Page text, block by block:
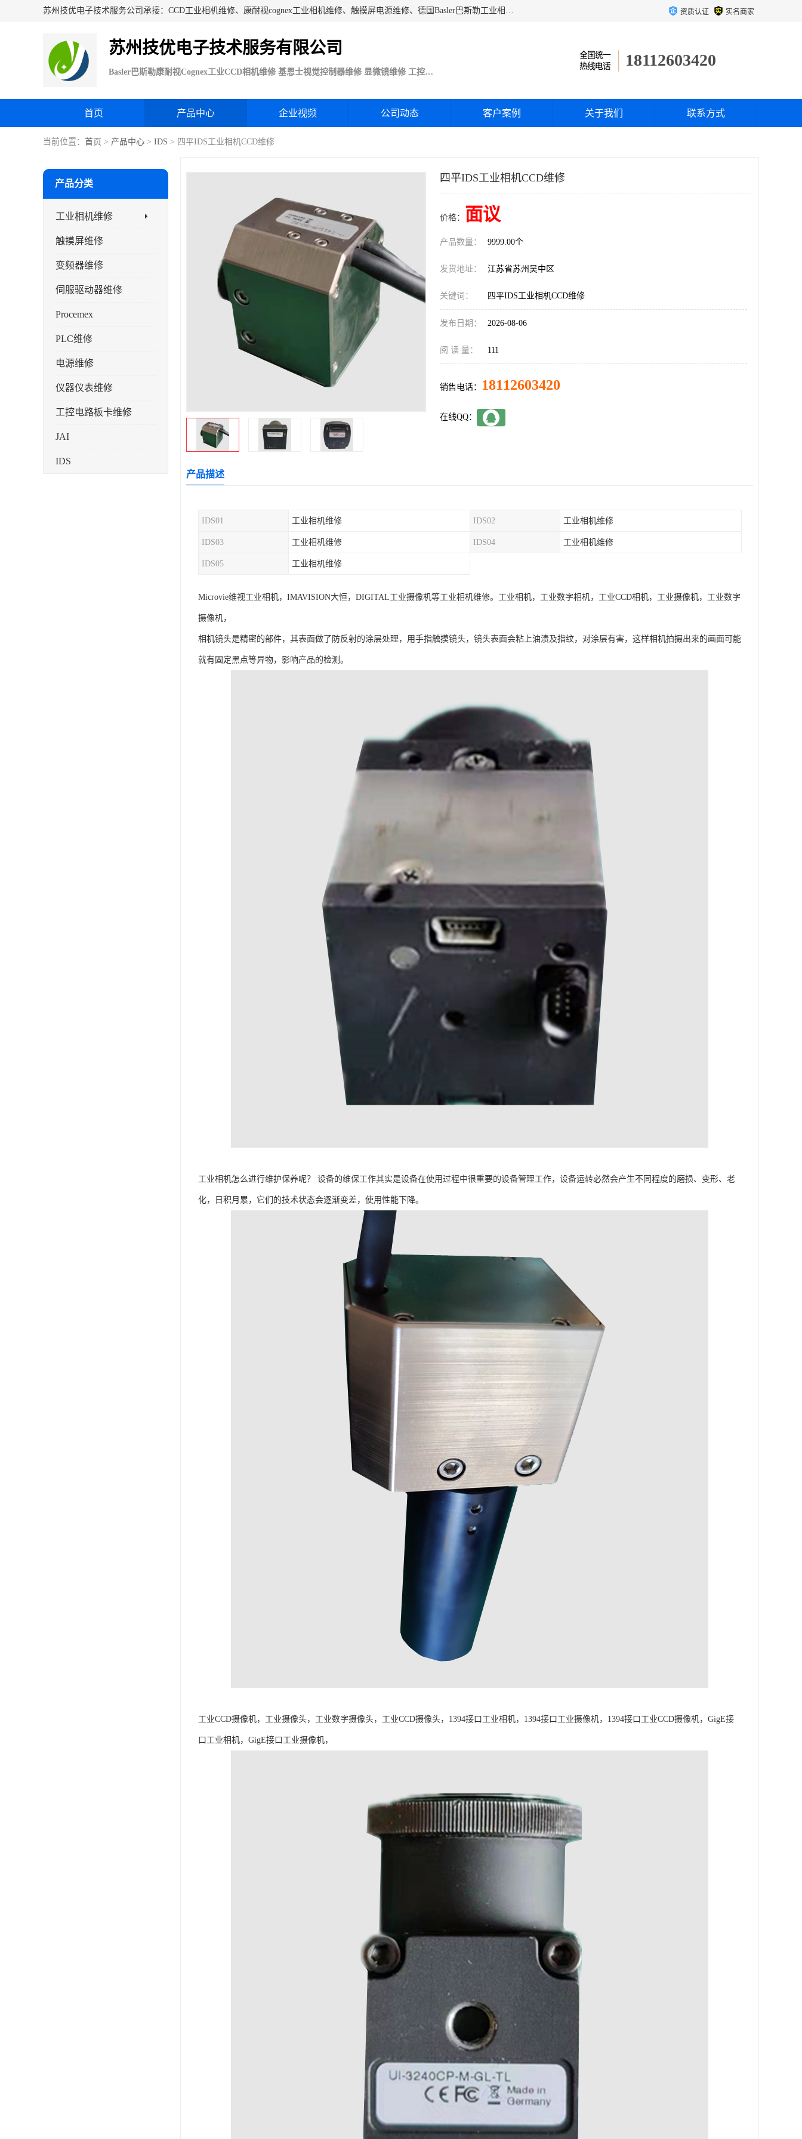
苏州技优电子技术服务公司承接：CCD工业相机维修、康耐视cognex工业相机维修、触摸屏电源维修、德国Basler巴斯勒工业相机维修、科研蛋白分析仪制冷相机维修等各种设备维修。公司客户行业涉及机械制造、注塑业、橡胶、电路板制造工厂、印刷、电梯、汽车生产、发电、电镀、医疗、食品、包装等。 资质认证 实名商家
苏州技优电子技术服务有限公司
Basler巴斯勒康耐视Cognex工业CCD相机维修 基恩士视觉控制器维修 显微镜维修 工控触摸屏电源电路板维修
18112603420
首页 产品中心 企业视频 公司动态 客户案例 关于我们 联系方式
当前位置： 首页 > 产品中心 > IDS > 四平IDS工业相机CCD维修
产品分类
工业相机维修
触摸屏维修
变频器维修
伺服驱动器维修
Procemex
PLC维修
电源维修
仪器仪表维修
工控电路板卡维修
JAI
IDS
四平IDS工业相机CCD维修
价格： 面议
产品数量： 9999.00个
发货地址： 江苏省苏州吴中区
关键词： 四平IDS工业相机CCD维修
发布日期： 2026-08-06
阅 读 量： 111
销售电话： 18112603420
在线QQ：
产品描述
IDS01 工业相机维修 IDS02 工业相机维修
IDS03 工业相机维修 IDS04 工业相机维修
IDS05 工业相机维修
Microvie维视工业相机，IMAVISION大恒，DIGITAL工业摄像机等工业相机维修。工业相机，工业数字相机，工业CCD相机，工业摄像机，工业数字
摄像机，
相机镜头是精密的部件，其表面做了防反射的涂层处理，用手指触摸镜头，镜头表面会粘上油渍及指纹，对涂层有害，这样相机拍摄出来的画面可能
就有固定黑点等异物，影响产品的检测。
工业相机怎么进行维护保养呢？ 设备的维保工作其实是设备在使用过程中很重要的设备管理工作，设备运转必然会产生不同程度的磨损、变形、老
化，日积月累，它们的技术状态会逐渐变差，使用性能下降。
工业CCD摄像机，工业摄像头，工业数字摄像头，工业CCD摄像头，1394接口工业相机，1394接口工业摄像机，1394接口工业CCD摄像机，GigE接
口工业相机，GigE接口工业摄像机，